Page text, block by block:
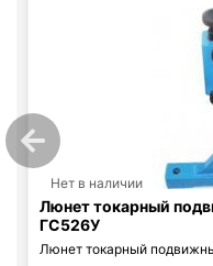
Нет в наличии
Люнет токарный
ГС526У
Люнет токарный